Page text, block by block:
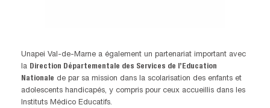
Unapei Val-de-Marne a également un partenariat important avec
la Direction Départementale des Services de l’Education
Nationale de par sa mission dans la scolarisation des enfants et
adolescents handicapés, y compris pour ceux accueillis dans les
Instituts Médico Educatifs.